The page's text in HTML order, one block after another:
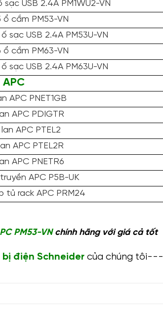
USB 2.4A PM1WU2-VN
cắm PM53-VN
sạc USB 2.4A PM53U-VN
cắm PM63-VN
sạc USB 2.4A PM63U-VN
APC PNET1GB
APC PDIGTR
APC PTEL2
APC PTEL2R
APC PNETR6
APC P5B-UK
tủ rack APC PRM24
PM53-VN chính hãng với giá cả tốt
bị điện Schneider của chúng tôi---